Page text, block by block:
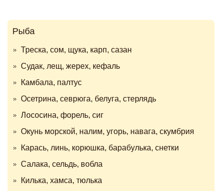
Рыба
Треска, сом, щука, карп, сазан
Судак, лещ, жерех, кефаль
Камбала, палтус
Осетрина, севрюга, белуга, стерлядь
Лососина, форель, сиг
Окунь морской, налим, угорь, навага, скумбрия
Карась, линь, корюшка, барабулька, снетки
Салака, сельдь, вобла
Килька, хамса, тюлька